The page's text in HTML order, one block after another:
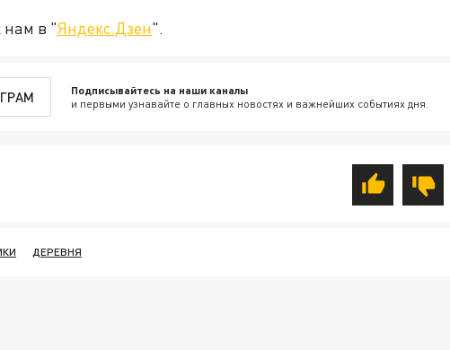
нам в "Яндекс.Дзен".
Подписывайтесь на наши каналы
и первыми узнавайте о главных новостях и важнейших событиях дня.
ДЕРЕВНЯ